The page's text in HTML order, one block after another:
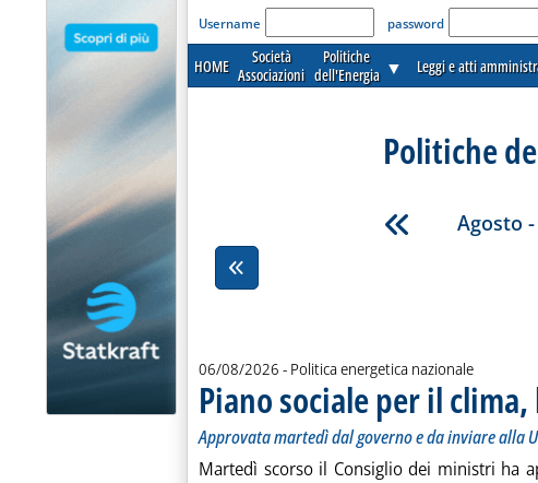
'Modulo Login per accedere'
Username password
HOME
Società
Associazioni
Politiche
dell'Energia ▼ Leggi e atti
Politiche
Agosto
06/08/2026 - Politica energetica nazionale
Piano sociale per il
Approvata martedì dal governo e da inviare alla
Martedì scorso il Consiglio dei ministri ha